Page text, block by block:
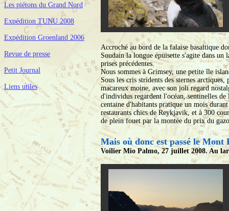
Les piétons du Grand Nord
Expédition TUNU 2008
Expédition Groenland 2006
Revue de presse
Petit Journal
Liens utiles
Accroché au bord de la falaise basaltique
Soudain la longue épuisette s'agite dans
prises précédentes.
Nous sommes à Grimsey, une petite île
Sous les cris stridents des sternes
macareux moine, avec son joli regard
d'individus regardent l'océan, sentinelles
centaine d'habitants pratique un mois
restaurants chics de Reykjavik, et à 300
de plein fouet par la montée du prix du
Mais où donc est passé le Mont
Voilier Mio Palmo, 27 juillet 2008. Au